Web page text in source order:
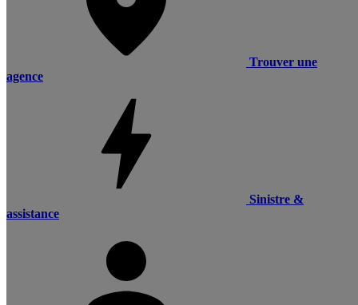
Trouver une
agence
Sinistre &
assistance